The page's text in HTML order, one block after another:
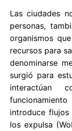
Las ciudades
personas,
organismos
recursos para
denominarse
surgió para
interactúan
introduce
los expulsa